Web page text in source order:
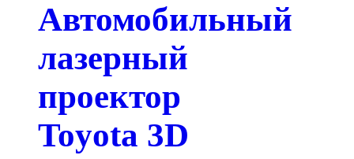
Автомобильный
лазерный
проектор
Toyota 3D